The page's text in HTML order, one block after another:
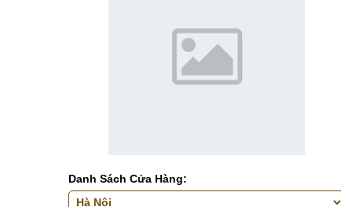
Danh Sách Cửa Hàng: